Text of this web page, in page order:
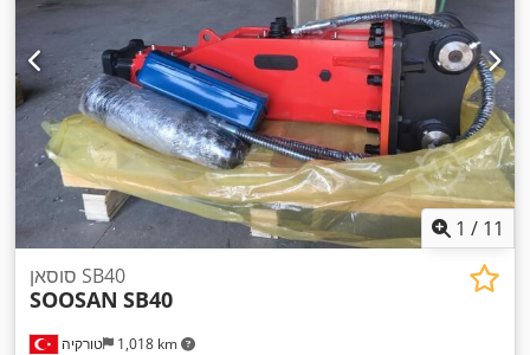
1 / 11
טורקיה 1,018 km
סוסאן SB40
SOOSAN SB40